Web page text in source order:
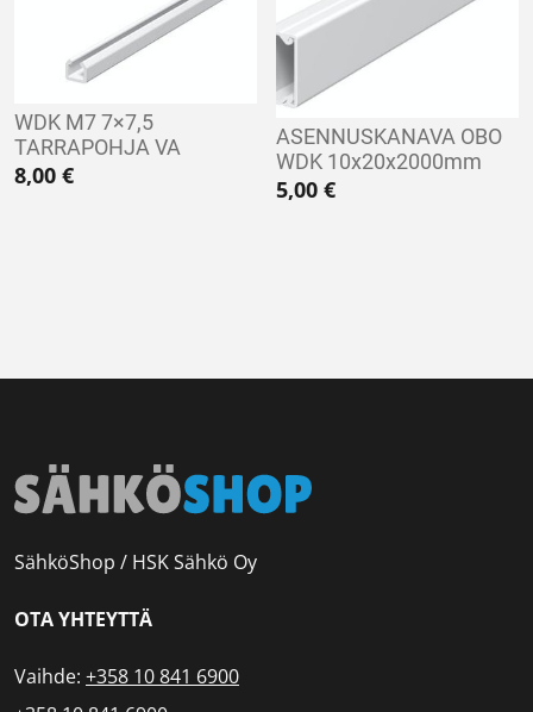
WDK M7 7×7,5
TARRAPOHJA VA
8,00 €
ASENNUSKANAVA OBO
WDK 10x20x2000mm
5,00€
SähköShop / HSK Sähkö Oy
OTA YHTEYTTÄ
Vaihde: +358 10 841 6900